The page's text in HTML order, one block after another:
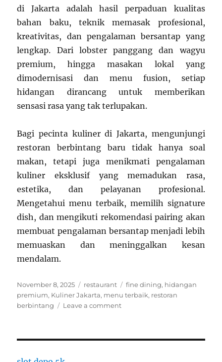
di Jakarta adalah hasil perpaduan kualitas
bahan baku, teknik memasak profesional,
kreativitas, dan pengalaman bersantap yang
lengkap. Dari lobster panggang dan wagyu
premium, hingga masakan lokal yang
dimodernisasi dan menu fusion, setiap
hidangan dirancang untuk memberikan
sensasi rasa yang tak terlupakan.
Bagi pecinta kuliner di Jakarta, mengunjungi
restoran berbintang baru tidak hanya soal
makan, tetapi juga menikmati pengalaman
kuliner eksklusif yang memadukan rasa,
estetika, dan pelayanan profesional.
Mengetahui menu terbaik, memilih signature
dish, dan mengikuti rekomendasi pairing akan
membuat pengalaman bersantap menjadi lebih
memuaskan dan meninggalkan kesan
mendalam.
Posted
on
November 8, 2025 Categories
restaurant Tags
fine dining, hidangan
premium, Kuliner Jakarta, menu terbaik, restoran
berbintang
Leave a commenton